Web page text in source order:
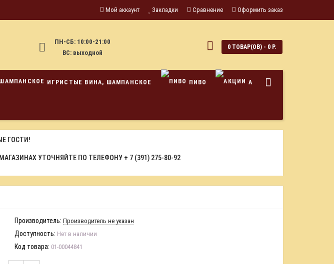
Мой аккаунт Закладки Сравнение Оформить заказ
ПН-СБ: 10:00-21:00
ВС: выходной
0 ТОВАР(ОВ) - 0 Р.
ИГРИСТЫЕ ВИНА, ШАМПАНСКОЕ ПИВО АКЦИИ
ГОСТИ!
УТОЧНЯЙТЕ ПО ТЕЛЕФОНУ + 7 (391) 275-80-92
Производитель: Производитель не указан
Доступность: Нет в наличии
Код товара: 01-00044841